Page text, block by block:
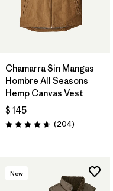
Chamarra Sin Mangas
Hombre All Seasons
Hemp Canvas Vest
$ 145
Valoración: 4.7 / 5
(204Comentarios
)
New